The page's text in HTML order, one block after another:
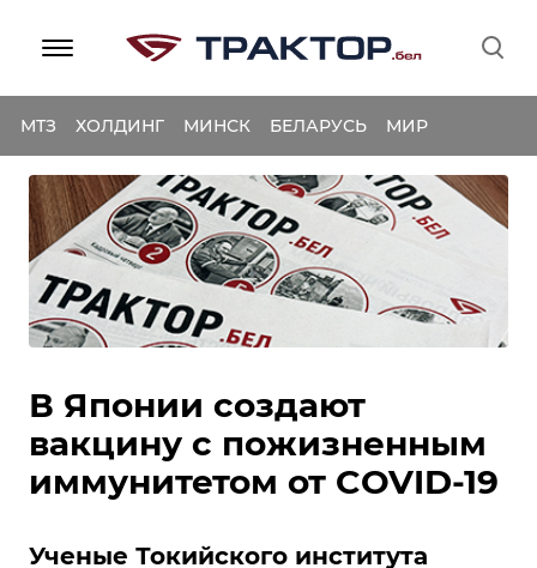
МТЗ ХОЛДИНГ МИНСК БЕЛАРУСЬ МИР
В Японии создают
вакцину с пожизненным
иммунитетом от COVID-19
Ученые Токийского института